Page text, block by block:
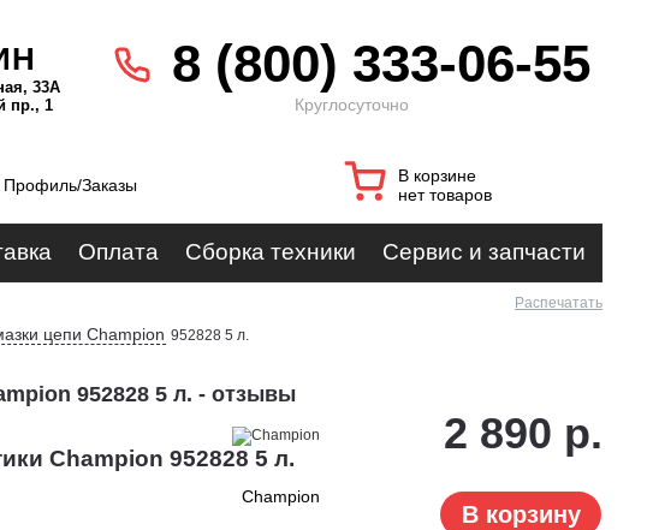
33А
пр., 1
8 (800) 333-06-55
Круглосуточно
Профиль/Заказы
В корзине
нет товаров
Оплата Сборка техники Сервис и запчасти
Распечатать
цепи Champion 952828 5 л.
952828 5 л. - отзывы
Champion 952828 5 л.
Champion
2 890 р.
В корзину